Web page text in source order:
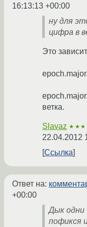
16:13:13 +00:00
ну для
цифра в
Это
ветка.
Slavaz
22.04.2012
Ссылка
Ответ на:
+00:00
Дык одни
пофикся